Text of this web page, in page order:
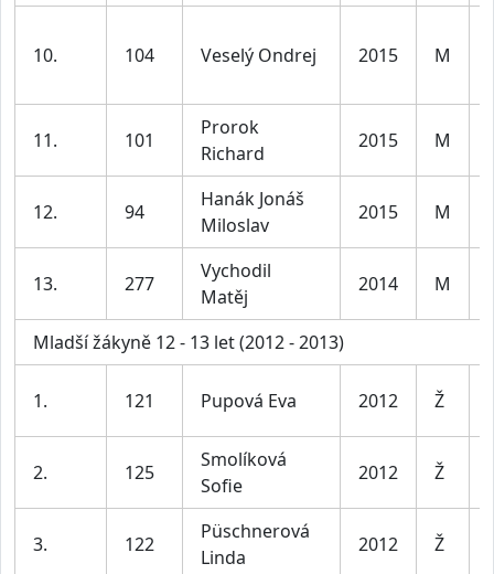
10. 104 Veselý Ondrej 2015 M
11. 101
Prorok
Richard
2015 M
12. 94
Hanák Jonáš
Miloslav
2015 M
13. 277
Vychodil
Matěj
2014 M
Mladší žákyně 12 - 13 let (2012 - 2013)
1. 121 Pupová Eva 2012 Ž
2. 125
Smolíková
Sofie
2012 Ž
3. 122
Püschnerová
Linda
2012 Ž